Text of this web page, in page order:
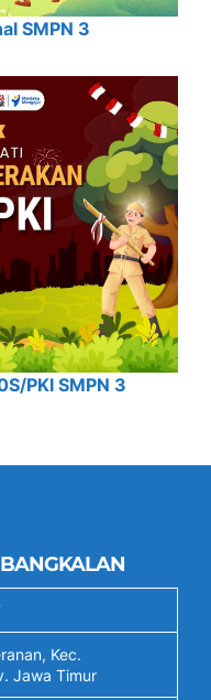
SMPN 3
PKI SMPN 3
Kec.
Jawa Timur